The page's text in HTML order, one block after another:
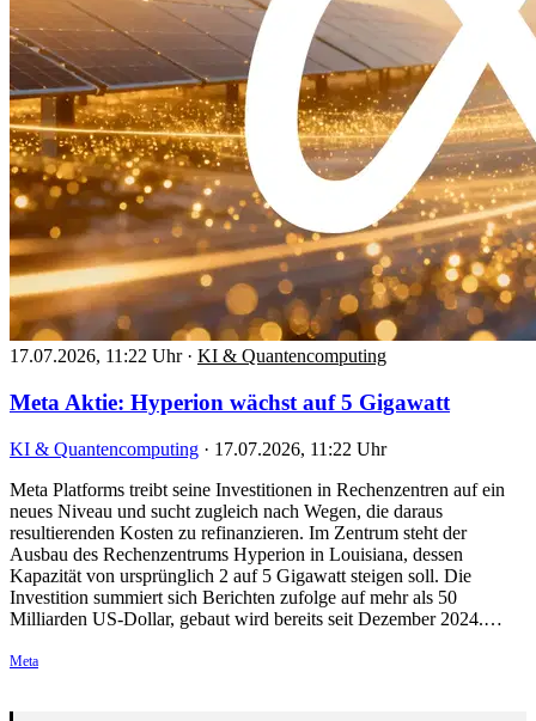
17.07.2026, 11:22 Uhr · KI & Quantencomputing
Meta Aktie: Hyperion wächst auf 5 Gigawatt
KI & Quantencomputing · 17.07.2026, 11:22 Uhr
Meta Platforms treibt seine Investitionen in Rechenzentren auf ein
neues Niveau und sucht zugleich nach Wegen, die daraus
resultierenden Kosten zu refinanzieren. Im Zentrum steht der
Ausbau des Rechenzentrums Hyperion in Louisiana, dessen
Kapazität von ursprünglich 2 auf 5 Gigawatt steigen soll. Die
Investition summiert sich Berichten zufolge auf mehr als 50
Milliarden US-Dollar, gebaut wird bereits seit Dezember 2024.…
Meta